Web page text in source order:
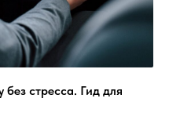
стресса. Гид для